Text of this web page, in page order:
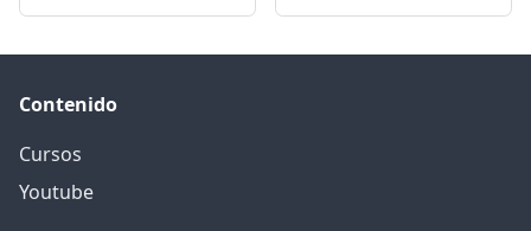
Contenido
Cursos
Youtube